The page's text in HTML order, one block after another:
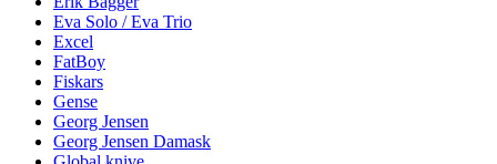
Eva Solo / Eva Trio
Excel
FatBoy
Fiskars
Gense
Georg Jensen
Georg Jensen Damask